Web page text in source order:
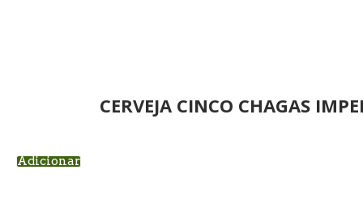
CERVEJA CINCO CHAGAS
Adicionar